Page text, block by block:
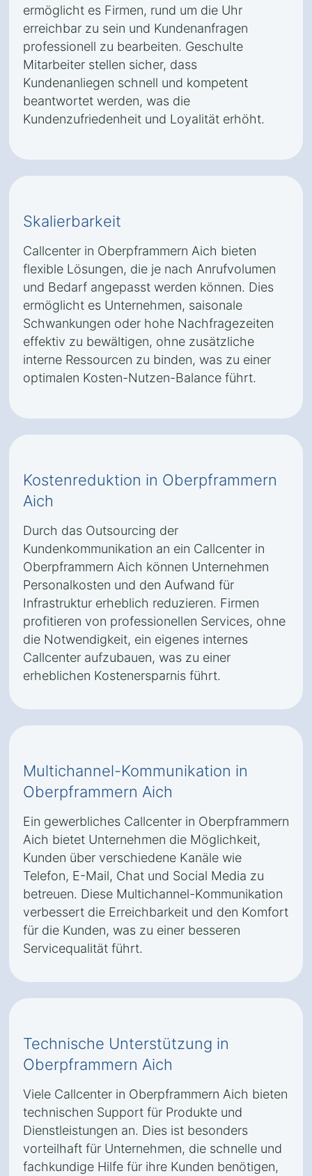
ermöglicht es Firmen, rund um die Uhr
erreichbar zu sein und Kundenanfragen
professionell zu bearbeiten. Geschulte
Mitarbeiter stellen sicher, dass
Kundenanliegen schnell und kompetent
beantwortet werden, was die
Kundenzufriedenheit und Loyalität erhöht.
Skalierbarkeit
Callcenter in Oberpframmern Aich bieten
flexible Lösungen, die je nach Anrufvolumen
und Bedarf angepasst werden können. Dies
ermöglicht es Unternehmen, saisonale
Schwankungen oder hohe Nachfragezeiten
effektiv zu bewältigen, ohne zusätzliche
interne Ressourcen zu binden, was zu einer
optimalen Kosten-Nutzen-Balance führt.
Kostenreduktion in Oberpframmern
Aich
Durch das Outsourcing der
Kundenkommunikation an ein Callcenter in
Oberpframmern Aich können Unternehmen
Personalkosten und den Aufwand für
Infrastruktur erheblich reduzieren. Firmen
profitieren von professionellen Services, ohne
die Notwendigkeit, ein eigenes internes
Callcenter aufzubauen, was zu einer
erheblichen Kostenersparnis führt.
Multichannel-Kommunikation in
Oberpframmern Aich
Ein gewerbliches Callcenter in Oberpframmern
Aich bietet Unternehmen die Möglichkeit,
Kunden über verschiedene Kanäle wie
Telefon, E-Mail, Chat und Social Media zu
betreuen. Diese Multichannel-Kommunikation
verbessert die Erreichbarkeit und den Komfort
für die Kunden, was zu einer besseren
Servicequalität führt.
Technische Unterstützung in
Oberpframmern Aich
Viele Callcenter in Oberpframmern Aich bieten
technischen Support für Produkte und
Dienstleistungen an. Dies ist besonders
vorteilhaft für Unternehmen, die schnelle und
fachkundige Hilfe für ihre Kunden benötigen,